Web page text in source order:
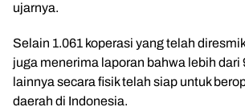
ujarnya.
Selain 1.061 koperasi yang telah
juga menerima laporan bahwa lebih dari
lainnya secara fisik telah siap untuk
daerah di Indonesia.